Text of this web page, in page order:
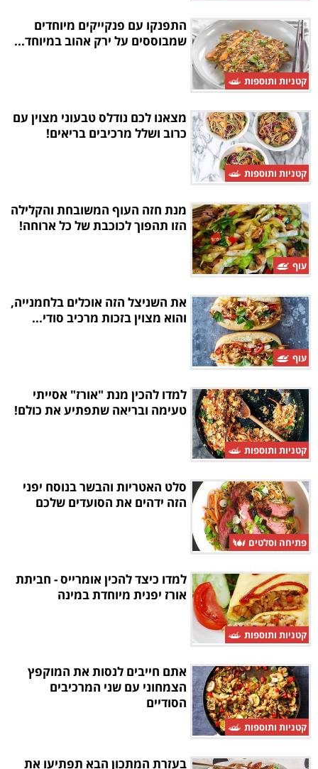
קטניות ותוספות
התפנקו עם פנקייקים מיוחדים
שמבוססים על ירק אהוב במיוחד...
קטניות ותוספות
מצאנו לכם נודלס טבעוני מצוין עם
כרוב ושלל מרכיבים בריאים!
עוף
מנת חזה העוף המשובחת והקלילה
הזו תהפוך לכוכבת של כל ארוחה!
עוף
את השניצל הזה אוכלים בלחמנייה,
והוא מצוין בזכות מרכיב סודי...
קטניות ותוספות
למדו להכין מנת "אורז" אסייתי
טעימה ובריאה שתפתיע את כולם!
פתיחה וסלטים
סלט האטריות והבשר בנוסח יפני
הזה ידהים את הסועדים שלכם
קטניות ותוספות
למדו כיצד להכין אומרייס - חביתת
אורז יפנית מיוחדת במינה
קטניות ותוספות
אתם חייבים לנסות את המוקפץ
הצמחוני עם שני המרכיבים
הסודיים
בעזרת המתכון הבא תפתיעו את